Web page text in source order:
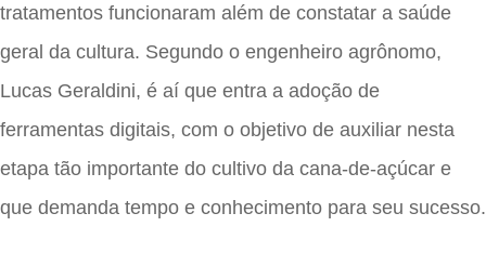
tratamentos funcionaram além de constatar a saúde
geral da cultura. Segundo o engenheiro agrônomo,
Lucas Geraldini, é aí que entra a adoção de
ferramentas digitais, com o objetivo de auxiliar nesta
etapa tão importante do cultivo da cana-de-açúcar e
que demanda tempo e conhecimento para seu sucesso.